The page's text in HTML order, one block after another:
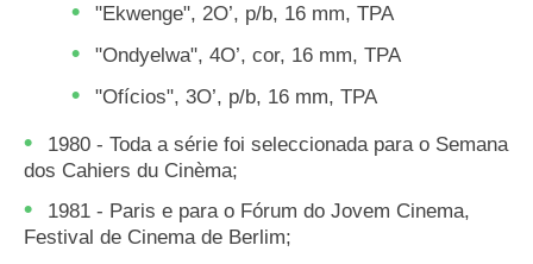
"Ekwenge", 2O’, p/b, 16 mm, TPA
"Ondyelwa", 4O’, cor, 16 mm, TPA
"Ofícios", 3O’, p/b, 16 mm, TPA
1980 - Toda a série foi seleccionada para o Semana
dos Cahiers du Cinèma;
1981 - Paris e para o Fórum do Jovem Cinema,
Festival de Cinema de Berlim;